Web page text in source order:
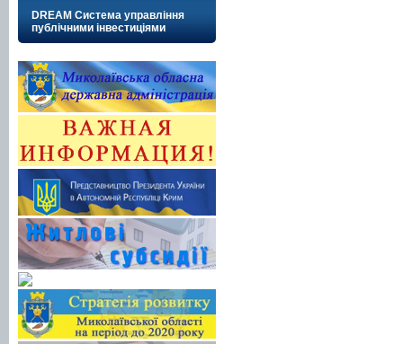
DREAM Система управління
публічними інвестиціями